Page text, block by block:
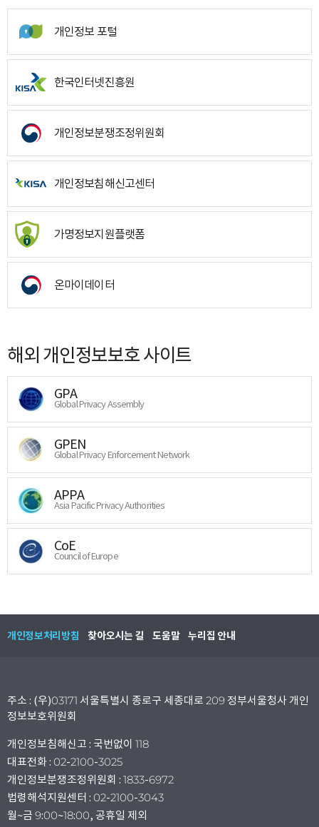
개인정보 포털
한국인터넷진흥원
개인정보분쟁조정위원회
개인정보침해신고센터
가명정보지원플랫폼
온마이데이터
해외 개인정보보호 사이트
GPA
Global Privacy Assembly
GPEN
Global Privacy Enforcement Network
APPA
Asia Pacific Privacy Authorities
CoE
Council of Europe
개인정보처리방침 찾아오시는 길 도움말 누리집 안내
주소 : (우)03171 서울특별시 종로구 세종대로 209 정부서울청사 개인
정보보호위원회
개인정보침해신고 : 국번없이 118
대표전화 : 02-2100-3025
개인정보분쟁조정위원회 : 1833-6972
법령해석지원센터 : 02-2100-3043
월~금 9:00~18:00, 공휴일 제외